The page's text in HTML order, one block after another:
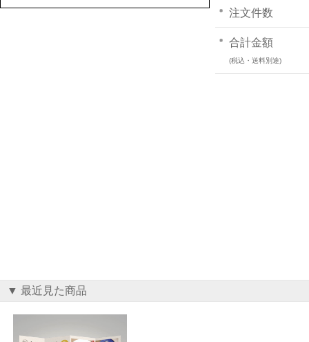
注文件数
合計金額
(税込・送料別途)
▼ 最近見た商品